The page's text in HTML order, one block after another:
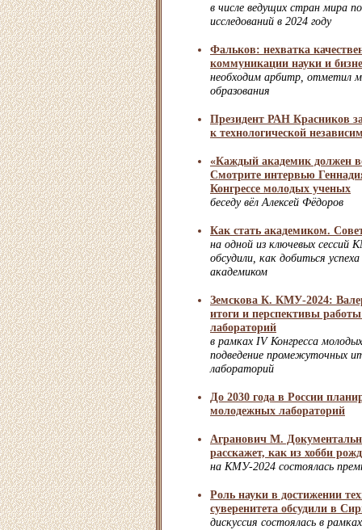
в числе ведущих стран мира
исследований в 2024 году
Фальков: нехватка
коммуникации науки и
необходим арбитр, отметил
образования
Президент РАН Красников
к технологической
«Каждый академик должен
Смотрите интервью
Конгрессе молодых ученых
беседу вёл Алексей Фёдоров
Как стать академиком.
на одной из ключевых сессий
обсудили, как добиться
академиком
Земскова К. КМУ-2024:
итоги и перспективы
лабораторий
в рамках IV Конгресса
подведение промежуточных
лабораторий
До 2030 года в России
молодежных лабораторий
Агранович М.
расскажет, как из хобби
на КМУ-2024 состоялась
Роль науки в достижении
суверенитета обсудили в
дискуссия состоялась в